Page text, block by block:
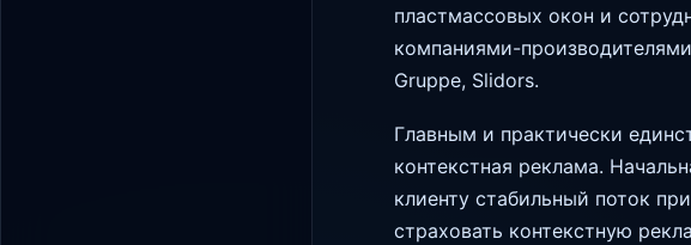
пластмассовых окон и
компаниями-
Gruppe, Slidors.
Главным и практически
контекстная реклама.
клиенту стабильный поток
страховать контекстную